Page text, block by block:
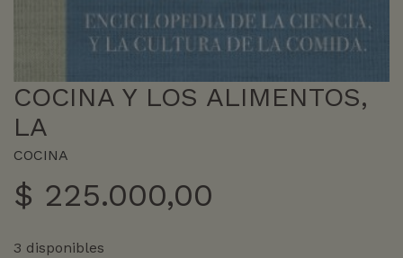
COCINA Y LOS ALIMENTOS,
LA
COCINA
$ 225.000,00
3 disponibles